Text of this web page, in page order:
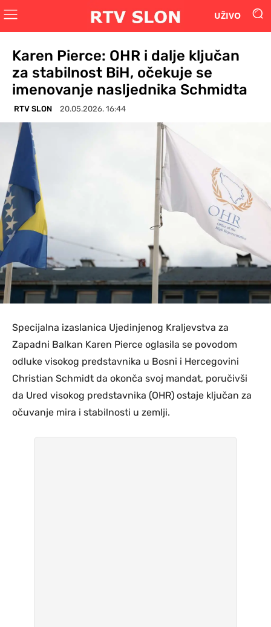
UŽIVO
Karen Pierce: OHR i dalje ključan
za stabilnost BiH, očekuje se
imenovanje nasljednika Schmidta
RTV SLON 20.05.2026. 16:44
Specijalna izaslanica Ujedinjenog Kraljevstva za
Zapadni Balkan Karen Pierce oglasila se povodom
odluke visokog predstavnika u Bosni i Hercegovini
Christian Schmidt da okonča svoj mandat, poručivši
da Ured visokog predstavnika (OHR) ostaje ključan za
očuvanje mira i stabilnosti u zemlji.